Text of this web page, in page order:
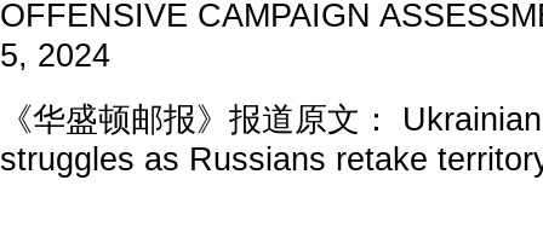
OFFENSIVE CAMPAIGN
5, 2024
《华盛顿邮报》报道原文：
struggles as Russians retake